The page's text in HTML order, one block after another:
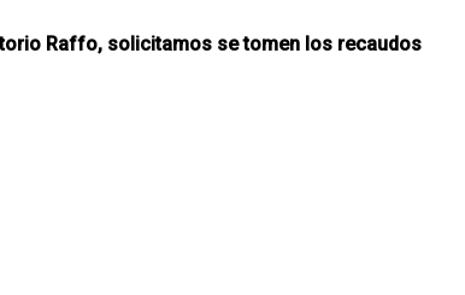
Raffo, solicitamos se tomen los recaudos